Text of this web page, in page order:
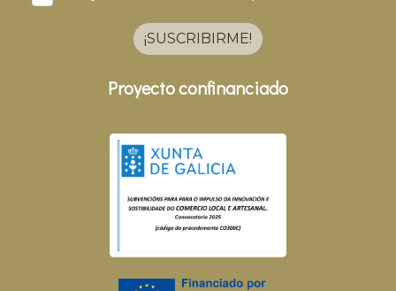
¡SUSCRIBIRME!
Proyecto confinanciado